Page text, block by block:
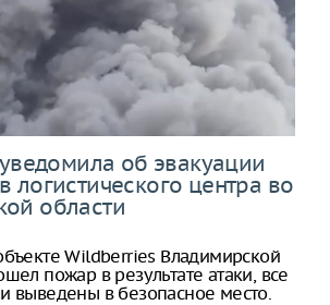
об эвакуации
логистического центра во
области
Wildberries Владимирской
пожар в результате атаки, все
выведены в безопасное место.